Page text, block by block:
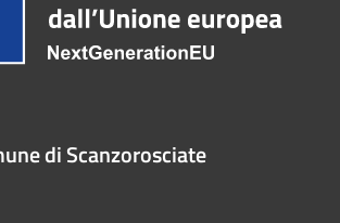
di Scanzorosciate